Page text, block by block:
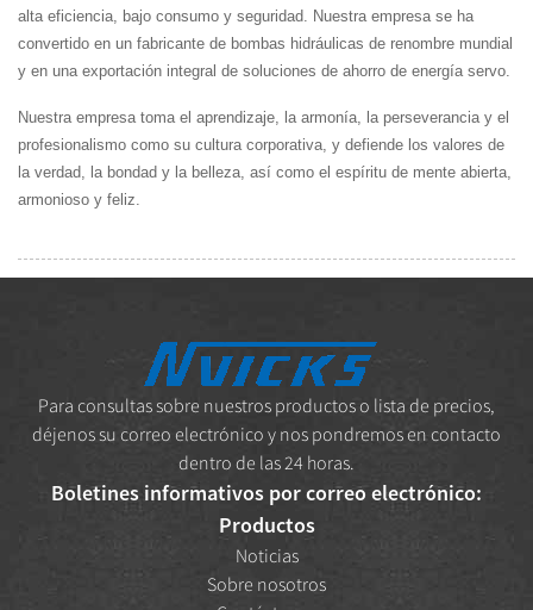
alta eficiencia, bajo consumo y seguridad. Nuestra empresa se ha
convertido en un fabricante de bombas hidráulicas de renombre mundial
y en una exportación integral de soluciones de ahorro de energía servo.
Nuestra empresa toma el aprendizaje, la armonía, la perseverancia y el
profesionalismo como su cultura corporativa, y defiende los valores de
la verdad, la bondad y la belleza, así como el espíritu de mente abierta,
armonioso y feliz.
Para consultas sobre nuestros productos o lista de precios,
déjenos su correo electrónico y nos pondremos en contacto
dentro de las 24 horas.
Boletines informativos por correo electrónico:
Productos
Noticias
Sobre nosotros